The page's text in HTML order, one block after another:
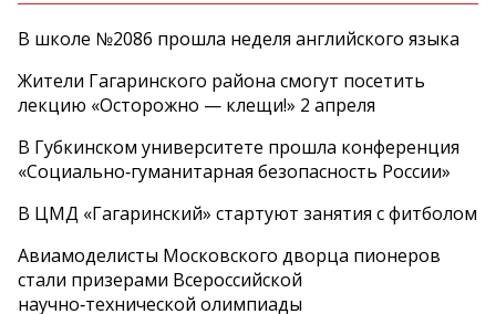
В школе №2086 прошла неделя английского языка
Жители Гагаринского района смогут посетить
лекцию «Осторожно — клещи!» 2 апреля
В Губкинском университете прошла конференция
«Социально‑гуманитарная безопасность России»
В ЦМД «Гагаринский» стартуют занятия с фитболом
Авиамоделисты Московского дворца пионеров
стали призерами Всероссийской
научно‑технической олимпиады